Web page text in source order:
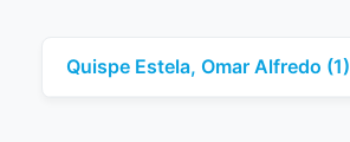
Quispe Estela, Omar Alfredo (1)